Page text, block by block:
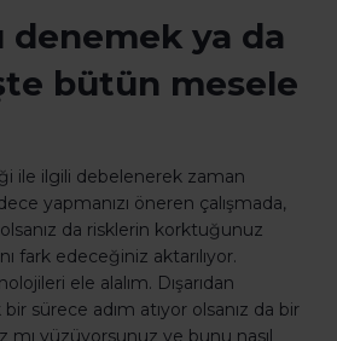
denemek ya da
bütün mesele
ile ilgili debelenerek zaman
yapmanızı öneren çalışmada,
olsanız da risklerin korktuğunuz
fark edeceğiniz aktarılıyor.
ele alalım. Dışarıdan
bir sürece adım atıyor olsanız da bir
mı yüzüyorsunuz ve bunu nasıl